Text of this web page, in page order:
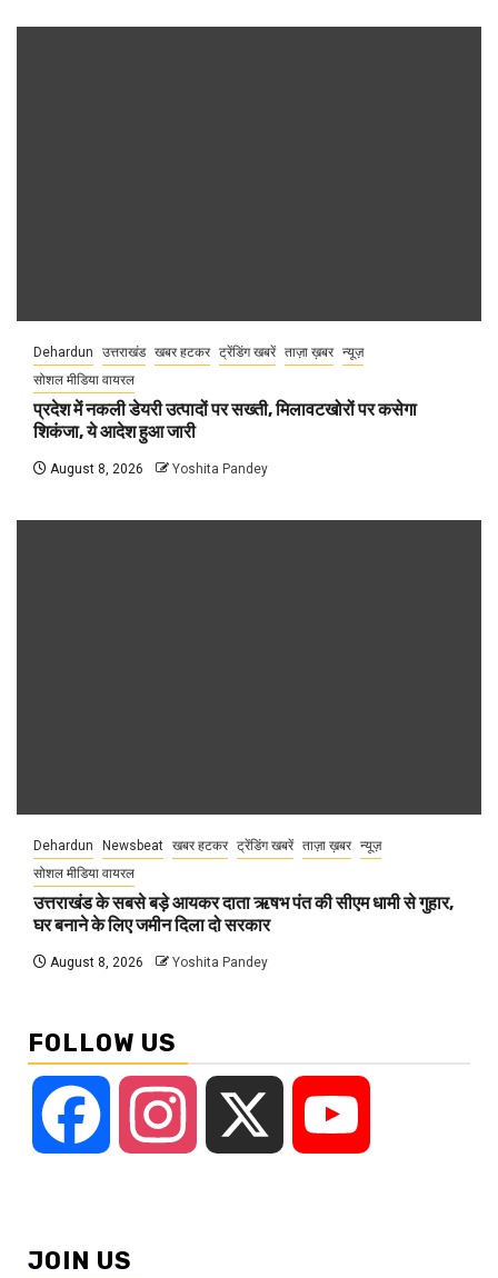
Dehardun उत्तराखंड खबर हटकर ट्रेंडिंग खबरें ताज़ा ख़बर न्यूज़
सोशल मीडिया वायरल
प्रदेश में नकली डेयरी उत्पादों पर सख्ती, मिलावटखोरों पर कसेगा
शिकंजा, ये आदेश हुआ जारी
August 8, 2026 Yoshita Pandey
Dehardun Newsbeat खबर हटकर ट्रेंडिंग खबरें ताज़ा ख़बर न्यूज़
सोशल मीडिया वायरल
उत्तराखंड के सबसे बड़े आयकर दाता ऋषभ पंत की सीएम धामी से गुहार,
घर बनाने के लिए जमीन दिला दो सरकार
August 8, 2026 Yoshita Pandey
FOLLOW US
Facebook Instagram
JOIN US